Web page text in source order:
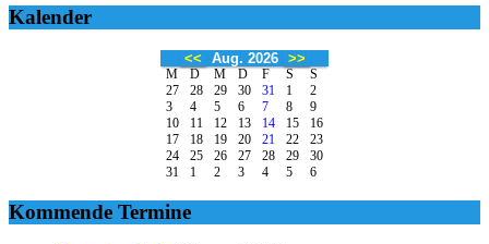
Kalender
<< Aug. 2026 >>
M D M D F S
S
27
28 29 30 31 1
2
3
4 5 6 7 8
9
10
11 12 13 14 15
16
17
18 19 20 21 22
23
24
25 26 27 28 29
30
31
1 2 3 4 5 6
Kommende Termine